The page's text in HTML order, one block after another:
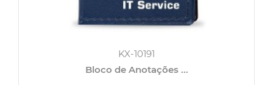
KX-10191
Bloco de Anotações ...